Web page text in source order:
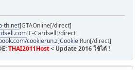
th.net]GTAOnline[/direct]
]E-Cardsell[/direct]
cookierun.z]Cookie Run[/direct]
THAI2011Host< Update 2016 ใช้ได้ !